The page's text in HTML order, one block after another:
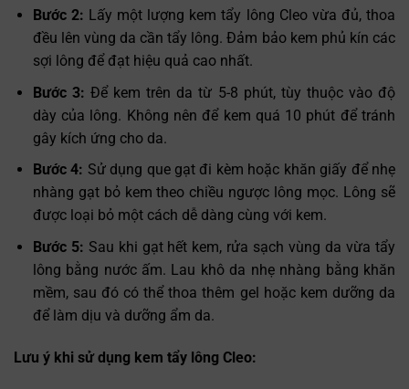
Bước 2: Lấy một lượng kem tẩy lông Cleo vừa đủ, thoa
đều lên vùng da cần tẩy lông. Đảm bảo kem phủ kín các
sợi lông để đạt hiệu quả cao nhất.
Bước 3: Để kem trên da từ 5-8 phút, tùy thuộc vào độ
dày của lông. Không nên để kem quá 10 phút để tránh
gây kích ứng cho da.
Bước 4: Sử dụng que gạt đi kèm hoặc khăn giấy để nhẹ
nhàng gạt bỏ kem theo chiều ngược lông mọc. Lông sẽ
được loại bỏ một cách dễ dàng cùng với kem.
Bước 5: Sau khi gạt hết kem, rửa sạch vùng da vừa tẩy
lông bằng nước ấm. Lau khô da nhẹ nhàng bằng khăn
mềm, sau đó có thể thoa thêm gel hoặc kem dưỡng da
để làm dịu và dưỡng ẩm da.
Lưu ý khi sử dụng kem tẩy lông Cleo: